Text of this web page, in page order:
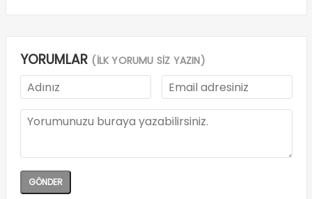
YORUMLAR (İLK YORUMU SİZ YAZIN)